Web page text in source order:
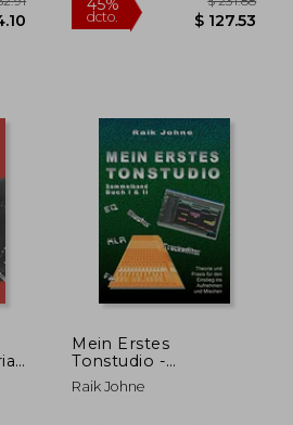
40%
Mein Erstes
Tonstudio -
Sammelband Buch i
& ii: Theorie und
Raik Johne